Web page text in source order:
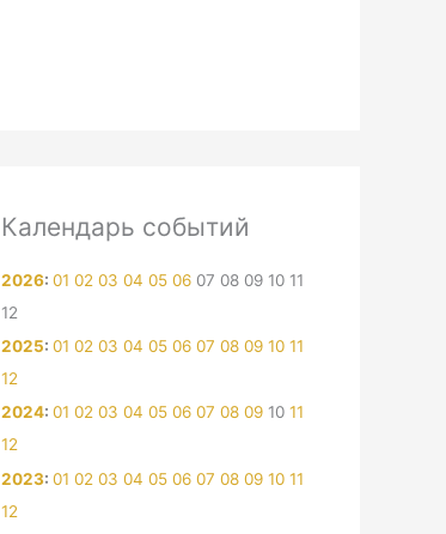
Календарь событий
2026: 01 02 03 04 05 06 07 08 09 10 11
12
2025: 01 02 03 04 05 06 07 08 09 10 11
12
2024: 01 02 03 04 05 06 07 08 09 10 11
12
2023: 01 02 03 04 05 06 07 08 09 10 11
12